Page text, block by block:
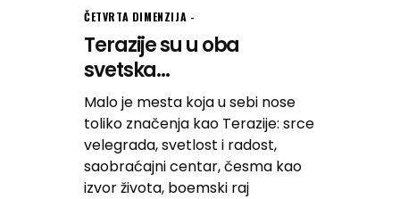
ČETVRTA DIMENZIJA
Terazije su u oba
svetska...
Malo je mesta koja u sebi nose
toliko značenja kao Terazije: srce
velegrada, svetlost i radost,
saobraćajni centar, česma kao
izvor života, boemski raj